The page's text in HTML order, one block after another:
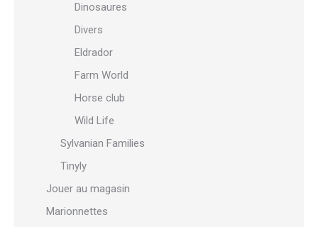
Dinosaures
Divers
Eldrador
Farm World
Horse club
Wild Life
Sylvanian Families
Tinyly
Jouer au magasin
Marionnettes